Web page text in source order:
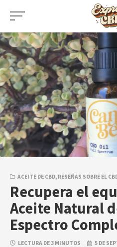
Skip
content
ACEITE DE CBD, RESEÑAS SOBRE EL
Recupera el
Aceite Natural
Espectro
LECTURA DE 3 MINUTOS 5 DE